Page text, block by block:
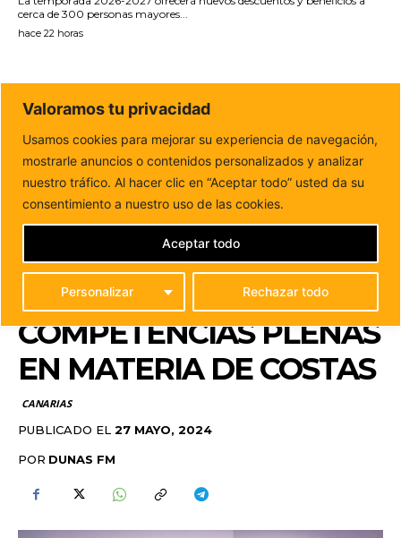
cerca de 300 personas mayores...
hace 22 horas